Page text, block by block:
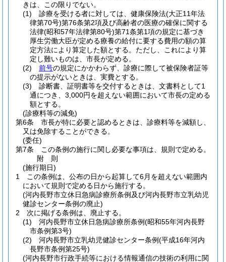
きは、この限りでない。
(1)
診療を受ける者に対しては、健康保険法(大正11年法
律第70号)第76条第2項及び高齢者の医療の確保に関する
法律(昭和57年法律第80号)第71条第1項の規定に基づき
厚生労働大臣が定める療養の給付に要する費用の額の算
定方法により算定した額とする。 ただし、これにより算
定し難いものは、市長が定める。
(2)
前号の規定にかかわらず、診療に際して被保険者証等
の提示がないときは、実費とする。
(3)
診断書、証明書等を交付するときは、文書料として1
通につき、3,000円を超えない範囲において市長の定める
額とする。
(診療料等の減免)
第6条
市長が特に必要と認めるときは、診療料等を減額し、
又は免除することができる。
(委任)
第7条
この条例の施行に関し必要な事項は、規則で定める。
附 則
(施行期日)
1
この条例は、公布の日から起算して6月を超えない範囲内
において規則で定める日から施行する。
(河内長野市立休日急病診療所条例及び河内長野市立乳幼児
健診センター条例の廃止)
2
次に掲げる条例は、廃止する。
(1) 河内長野市立休日急病診療所条例(昭和55年河内長野
市条例第3号)
(2) 河内長野市立乳幼児健診センター条例(平成16年河内
長野市条例第25号)
(河内長野市行政手続等における情報通信の技術の利用に関